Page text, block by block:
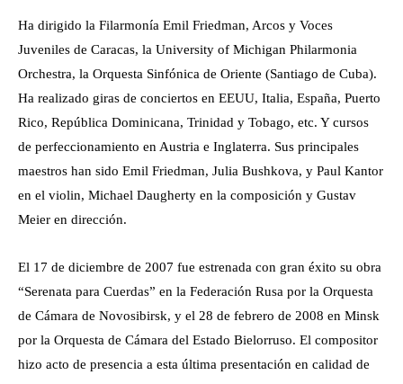
Ha dirigido la Filarmonía Emil Friedman, Arcos y Voces
Juveniles de Caracas, la University of Michigan Philarmonia
Orchestra, la Orquesta Sinfónica de Oriente (Santiago de Cuba).
Ha realizado giras de conciertos en EEUU, Italia, España, Puerto
Rico, República Dominicana, Trinidad y Tobago, etc. Y cursos
de perfeccionamiento en Austria e Inglaterra. Sus principales
maestros han sido Emil Friedman, Julia Bushkova, y Paul Kantor
en el violin, Michael Daugherty en la composición y Gustav
Meier en dirección.
El 17 de diciembre de 2007 fue estrenada con gran éxito su obra
“Serenata para Cuerdas” en la Federación Rusa por la Orquesta
de Cámara de Novosibirsk, y el 28 de febrero de 2008 en Minsk
por la Orquesta de Cámara del Estado Bielorruso. El compositor
hizo acto de presencia a esta última presentación en calidad de